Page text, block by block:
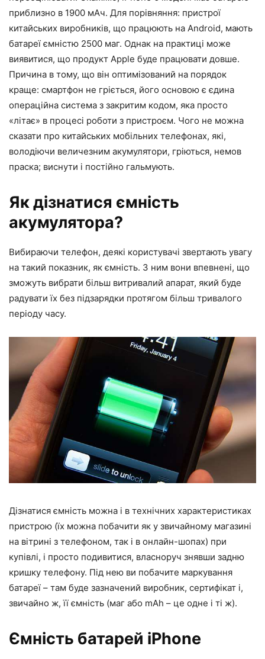
приблизно в 1900 мАч. Для порівняння: пристрої
китайських виробників, що працюють на Android, мають
батареї ємністю 2500 маг. Однак на практиці може
виявитися, що продукт Apple буде працювати довше.
Причина в тому, що він оптимізований на порядок
краще: смартфон не гріється, його основою є єдина
операційна система з закритим кодом, яка просто
«літає» в процесі роботи з пристроєм. Чого не можна
сказати про китайських мобільних телефонах, які,
володіючи величезним акумулятори, гріються, немов
праска; виснути і постійно гальмують.
Як дізнатися ємність
акумулятора?
Вибираючи телефон, деякі користувачі звертають увагу
на такий показник, як ємність. З ним вони впевнені, що
зможуть вибрати більш витривалий апарат, який буде
радувати їх без підзарядки протягом більш тривалого
періоду часу.
Дізнатися ємність можна і в технічних характеристиках
пристрою (їх можна побачити як у звичайному магазині
на вітрині з телефоном, так і в онлайн-шопах) при
купівлі, і просто подивитися, власноруч знявши задню
кришку телефону. Під нею ви побачите маркування
батареї – там буде зазначений виробник, сертифікат і,
звичайно ж, її ємність (маг або mAh – це одне і ті ж).
Ємність батарей iPhone